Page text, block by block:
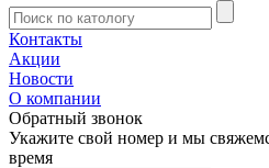
Контакты
Акции
Новости
О компании
Обратный звонок
Укажите свой номер и мы
время